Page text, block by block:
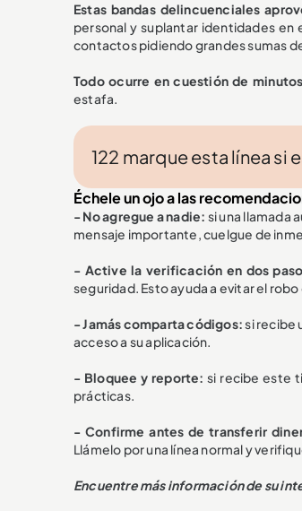
Estas bandas delincuenciales
personal y suplantar identidades en
contactos pidiendo grandes sumas
Todo ocurre en cuestión de
estafa.
122 marque esta línea si
Échele un ojo a las
- No agregue a nadie: si una llamada
mensaje importante, cuelgue de
- Active la verificación en dos
seguridad. Esto ayuda a evitar el robo
- Jamás comparta códigos:si recibe
acceso a su aplicación.
- Bloquee y reporte:si recibe este
prácticas.
- Confirme antes de transferir
Llámelo por una línea normal y
Encuentre más información de su